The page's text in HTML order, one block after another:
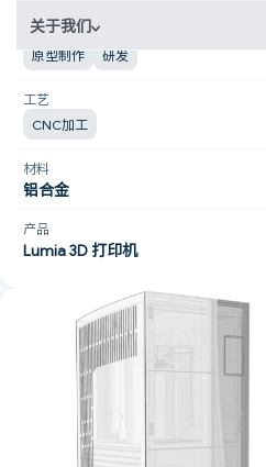
关于我们
使用场景
原型制作
研发
工艺
CNC加工
材料
铝合金
产品
Lumia 3D 打印机